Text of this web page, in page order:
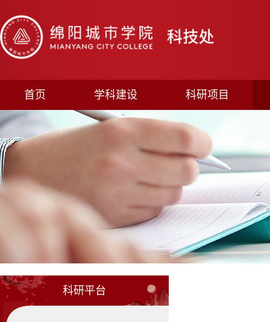
首页 学科建设 科研项目
科研平台